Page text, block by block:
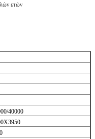
ετών
40000